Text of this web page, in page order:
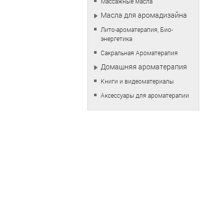
Масла для аромадизайна
Лито-ароматерапия, Био-
энергетика
Сакральная Ароматерапия
Домашняя ароматерапия
Книги и видеоматериалы
Аксессуары для ароматерапии